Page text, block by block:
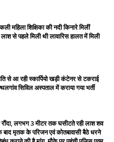
महिला शिक्षिका की नदी किनारे मिलीं
से पहले मिली थी लावारिस हालत में मिली
से आ रही स्कार्पियो खड़ी कंटेनर से टकराई
सिविल अस्पताल में कराया गया भर्ती
लगभग 3 मीटर तक घसीटते रही लाश शव
बाद मृतक के परिजन एवं कोतबावासी बैठे धरने